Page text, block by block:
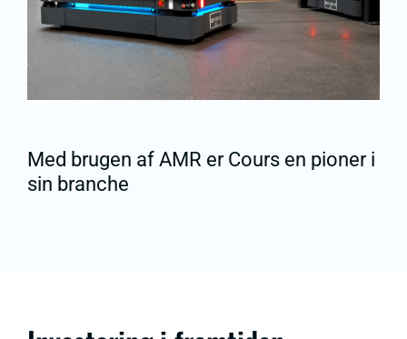
Med brugen af AMR er Cours en pioner i
sin branche